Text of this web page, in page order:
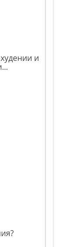
и